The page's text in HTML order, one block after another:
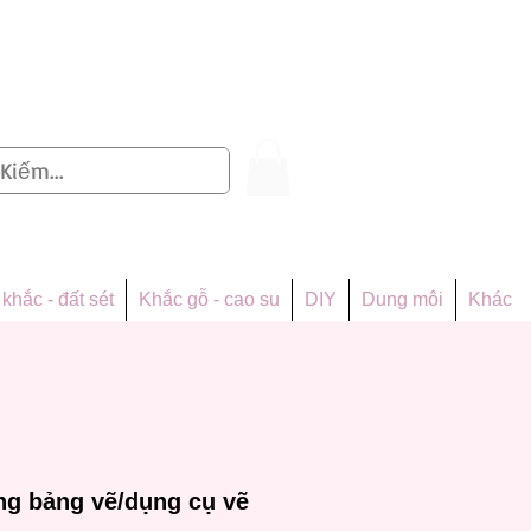
- đất sét Khắc gỗ - cao su DIY Dung môi Khác
bảng vẽ/dụng cụ vẽ